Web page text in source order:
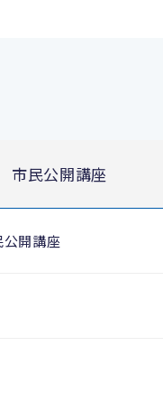
市民公開講座
公開講座